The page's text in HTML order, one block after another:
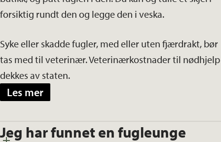
forsiktig rundt den og legge den i veska.
Syke eller skadde fugler, med eller uten fjærdrakt, bør
tas med til veterinær. Veterinærkostnader til nødhjelp
dekkes av staten.
Les mer
Jeg har funnet en fugleunge